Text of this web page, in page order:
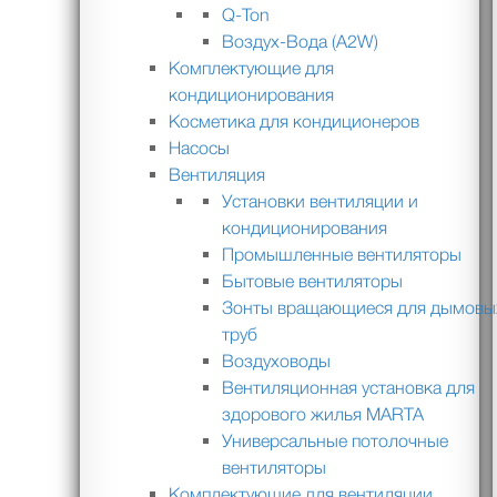
Q-Ton
Воздух-Вода (A2W)
Комплектующие для
кондиционирования
Косметика для кондиционеров
Насосы
Вентиляция
Установки вентиляции и
кондиционирования
Промышленные вентиляторы
Бытовые вентиляторы
Зонты вращающиеся для
труб
Воздуховоды
Вентиляционная установка для
здорового жилья MARTA
Универсальные потолочные
вентиляторы